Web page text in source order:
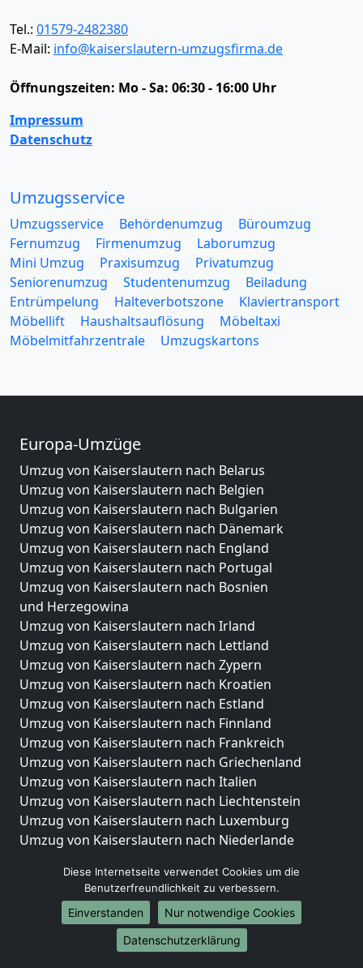
Tel.: 01579-2482380
E-Mail: info@kaiserslautern-umzugsfirma.de
Öffnungszeiten: Mo - Sa: 06:30 - 16:00 Uhr
Impressum
Datenschutz
Umzugsservice
Umzugsservice Behördenumzug
Büroumzug
Fernumzug
Firmenumzug
Laborumzug
Mini Umzug
Praxisumzug
Privatumzug
Seniorenumzug
Studentenumzug
Beiladung
Entrümpelung
Halteverbotszone
Klaviertransport
Möbellift
Haushaltsauflösung
Möbeltaxi
Möbelmitfahrzentrale
Umzugskartons
Europa-Umzüge
Umzug von Kaiserslautern nach Belarus
Umzug von Kaiserslautern nach Belgien
Umzug von Kaiserslautern nach Bulgarien
Umzug von Kaiserslautern nach Dänemark
Umzug von Kaiserslautern nach England
Umzug von Kaiserslautern nach Portugal
Umzug von Kaiserslautern nach Bosnien
und Herzegowina
Umzug von Kaiserslautern nach Irland
Umzug von Kaiserslautern nach Lettland
Umzug von Kaiserslautern nach Zypern
Umzug von Kaiserslautern nach Kroatien
Umzug von Kaiserslautern nach Estland
Umzug von Kaiserslautern nach Finnland
Umzug von Kaiserslautern nach Frankreich
Umzug von Kaiserslautern nach Griechenland
Umzug von Kaiserslautern nach Italien
Umzug von Kaiserslautern nach Liechtenstein
Umzug von Kaiserslautern nach Luxemburg
Umzug von Kaiserslautern nach Niederlande
Umzüge-Deutschlandweit
Umzug von Kaiserslautern nach Berlin
Umzug von Kaiserslautern nach Hamburg
Umzug von Kaiserslautern nach München
Diese Internetseite verwendet Cookies um die
Benutzerfreundlichkeit zu verbessern.
Einverstanden
Nur notwendige Cookies
Datenschutzerklärung